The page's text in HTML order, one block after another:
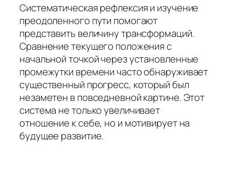
Систематическая рефлексия и изучение
преодоленного пути помогают
представить величину трансформаций.
Сравнение текущего положения с
начальной точкой через установленные
промежутки времени часто обнаруживает
существенный прогресс, который был
незаметен в повседневной картине. Этот
система не только увеличивает
отношение к себе, но и мотивирует на
будущее развитие.